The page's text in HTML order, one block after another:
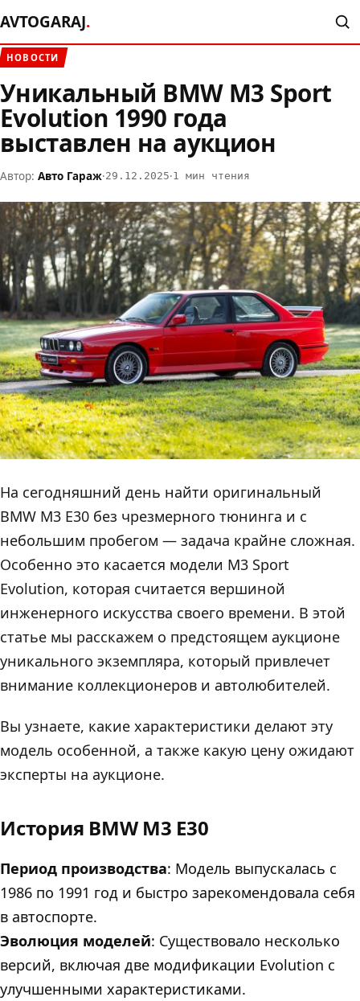
AVTOGARAJ.
НОВОСТИ
Уникальный BMW M3 Sport
Evolution 1990 года
выставлен на аукцион
Автор: Авто Гараж·29.12.2025·1 мин чтения
На сегодняшний день найти оригинальный
BMW M3 E30 без чрезмерного тюнинга и с
небольшим пробегом — задача крайне сложная.
Особенно это касается модели M3 Sport
Evolution, которая считается вершиной
инженерного искусства своего времени. В этой
статье мы расскажем о предстоящем аукционе
уникального экземпляра, который привлечет
внимание коллекционеров и автолюбителей.
Вы узнаете, какие характеристики делают эту
модель особенной, а также какую цену ожидают
эксперты на аукционе.
История BMW M3 E30
Период производства: Модель выпускалась с
1986 по 1991 год и быстро зарекомендовала себя
в автоспорте.
Эволюция моделей: Существовало несколько
версий, включая две модификации Evolution с
улучшенными характеристиками.